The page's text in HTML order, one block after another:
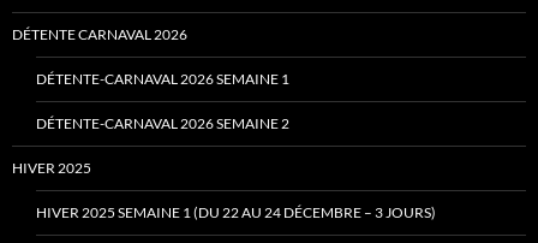
DÉTENTE CARNAVAL 2026
DÉTENTE-CARNAVAL 2026 SEMAINE 1
DÉTENTE-CARNAVAL 2026 SEMAINE 2
HIVER 2025
HIVER 2025 SEMAINE 1 (DU 22 AU 24 DÉCEMBRE – 3 JOURS)